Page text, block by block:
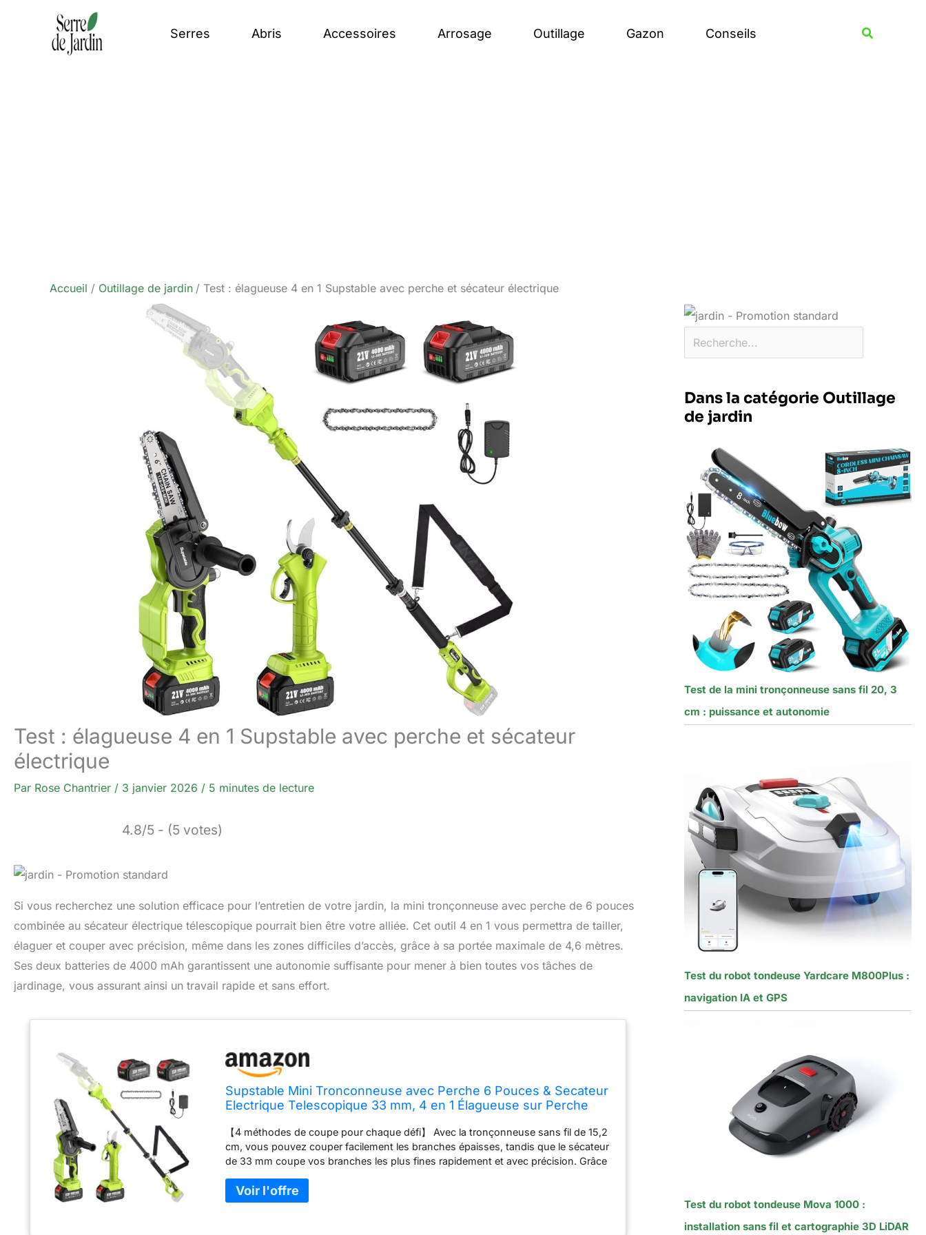
Serres Abris Accessoires Arrosage Outillage Gazon Conseils
Accueil Outillage de jardin Test : élagueuse 4 en 1 Supstable avec perche et sécateur électrique
Test : élagueuse 4 en 1 Supstable avec perche et sécateur
électrique
Par Rose Chantrier / 3 janvier 2026 / 5 minutes de lecture
4.8/5 - (5 votes)
Si vous recherchez une solution efficace pour l’entretien de votre jardin, la mini tronçonneuse avec perche de 6 pouces
combinée au sécateur électrique télescopique pourrait bien être votre alliée. Cet outil 4 en 1 vous permettra de tailler,
élaguer et couper avec précision, même dans les zones difficiles d’accès, grâce à sa portée maximale de 4,6 mètres.
Ses deux batteries de 4000 mAh garantissent une autonomie suffisante pour mener à bien toutes vos tâches de
jardinage, vous assurant ainsi un travail rapide et sans effort.
Supstable Mini Tronconneuse avec Perche 6 Pouces & Secateur
Electrique Telescopique 33 mm, 4 en 1 Élagueuse sur Perche
【4 méthodes de coupe pour chaque défi】 Avec la tronçonneuse sans fil de 15,2
cm, vous pouvez couper facilement les branches épaisses, tandis que le sécateur
de 33 mm coupe vos branches les plus fines rapidement et avec précision. Grâce
hautes – sans échelle, simplement confortablement depuis le sol. Parfait pour les
rosiers, les arbres fruitiers ou même les haies hautes – cet ensemble rend votre
Dans la catégorie Outillage
de jardin
Test de la mini tronçonneuse sans fil 20, 3
cm : puissance et autonomie
Test du robot tondeuse Yardcare M800Plus :
navigation IA et GPS
Test du robot tondeuse Mova 1000 :
installation sans fil et cartographie 3D LiDAR